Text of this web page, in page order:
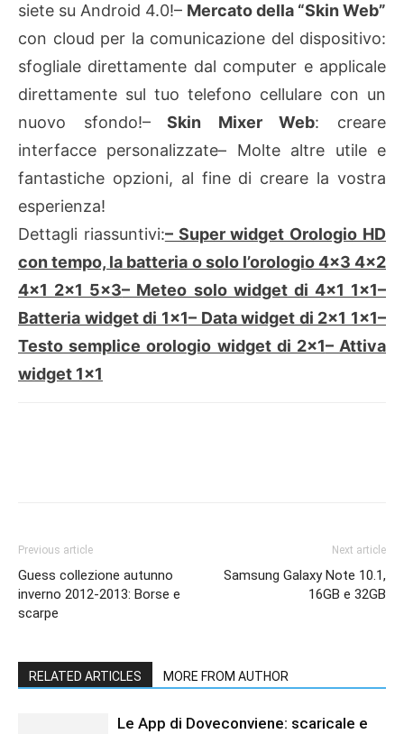
siete su Android 4.0!– Mercato della “Skin Web”
con cloud per la comunicazione del dispositivo:
sfogliale direttamente dal computer e applicale
direttamente sul tuo telefono cellulare con un
nuovo sfondo!–Skin Mixer Web: creare
interfacce personalizzate– Molte altre utile e
fantastiche opzioni, al fine di creare la vostra
esperienza!
Dettagli riassuntivi:– Super widget Orologio HD
con tempo, la batteria o solo l’orologio 4×3 4×2
4×1 2×1 5×3– Meteo solo widget di 4×1 1×1–
Batteria widget di 1×1– Data widget di 2×1 1×1–
Testo semplice orologio widget di 2×1– Attiva
widget 1×1
Previous article
Guess collezione autunno
inverno 2012-2013: Borse e
scarpe
Next article
Samsung Galaxy Note 10.1,
16GB e 32GB
RELATED ARTICLES MORE FROM AUTHOR
Le App di Doveconviene: scaricale e